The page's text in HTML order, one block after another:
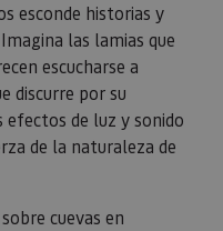
esconde historias y
las lamias que
escucharse a
discurre por su
de luz y sonido
de la naturaleza de
cuevas en